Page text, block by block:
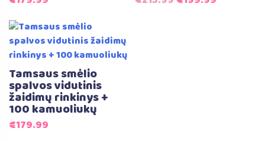
Tamsaus smėlio
spalvos vidutinis
žaidimų rinkinys +
100 kamuoliukų
€179.99